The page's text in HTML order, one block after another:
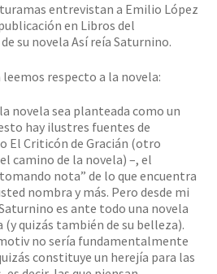
entrevistan a Emilio López
en Libros del
su novela Así reía Saturnino.
leemos respecto a la novela:
novela sea planteada como un
hay ilustres fuentes de
El Criticón de Gracián (otro
camino de la novela) –, el
nota” de lo que encuentra
nombra y más. Pero desde mi
es ante todo una novela
(y quizás también de su belleza).
no sería fundamentalmente
constituye un herejía para las